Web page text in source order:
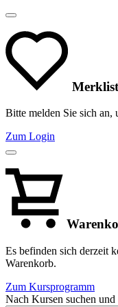
Bitte melden Sie sich an,
Zum Login
Es befinden sich derzeit
Warenkorb.
Zum Kursprogramm
Nach Kursen suchen und